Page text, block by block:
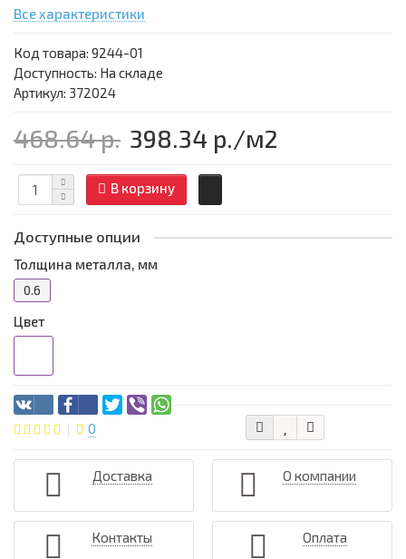
Все характеристики
Код товара: 9244-01
Доступность: На складе
Артикул: 372024
468.64 р. 398.34 р./м2
В корзину
Доступные опции
Толщина металла, мм
0.6
Цвет
0
Доставка О компании
Контакты Оплата